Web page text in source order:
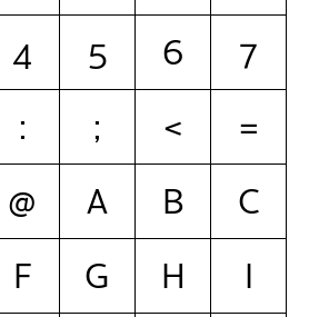
4 5 6
7
: ; <
=
@ A B
C
F G H
I